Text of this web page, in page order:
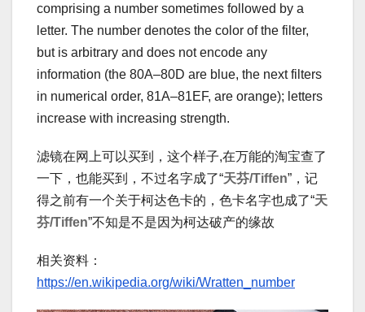
comprising a number sometimes followed by a
letter. The number denotes the color of the filter,
but is arbitrary and does not encode any
information (the 80A–80D are blue, the next filters
in numerical order, 81A–81EF, are orange); letters
increase with increasing strength.
滤镜在网上可以买到，这个样子,在万能的淘宝查了
一下，也能买到，不过名字成了“天芬/Tiffen”，记
得之前有一个关于柯达色卡的，色卡名字也成了“天
芬/Tiffen”不知是不是因为柯达破产的缘故
相关资料：
https://en.wikipedia.org/wiki/Wratten_number